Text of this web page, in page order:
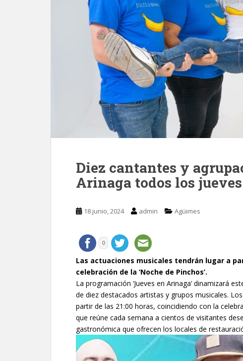
Diez cantantes y
Arinaga todos los
18 junio, 2024 admin Agüimes
0
Las actuaciones musicales tendrán lugar a
celebración de la ‘Noche de Pinchos’.
La programación ‘Jueves en Arinaga’ dinamizará
de diez destacados artistas y grupos musicales.
partir de las 21:00 horas, coincidiendo con la
que reúne cada semana a cientos de visitantes
gastronómica que ofrecen los locales de